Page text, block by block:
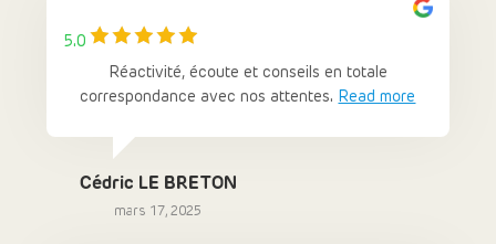
5.0
Réactivité, écoute et conseils en totale
correspondance avec nos attentes. Read more
Cédric LE BRETON
mars 17, 2025